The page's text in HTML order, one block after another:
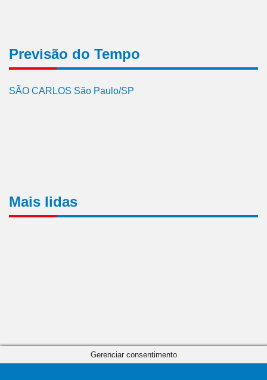
Previsão do Tempo
SÃO CARLOS São Paulo/SP
Mais lidas
Gerenciar consentimento